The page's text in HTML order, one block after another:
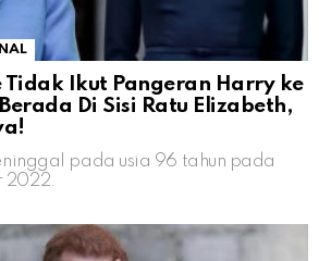
Ikut Pangeran Harry ke
Di Sisi Ratu Elizabeth,
pada usia 96 tahun pada
2022.